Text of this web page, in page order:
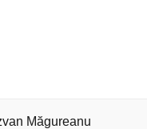
Măgureanu